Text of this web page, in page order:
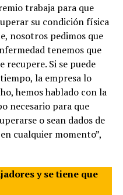
trabaja para que
su condición física
nosotros pedimos que
tenemos que
recupere. Si se puede
la empresa lo
hemos hablado con la
necesario para que
o sean dados de
cualquier momento”,
y se tiene que